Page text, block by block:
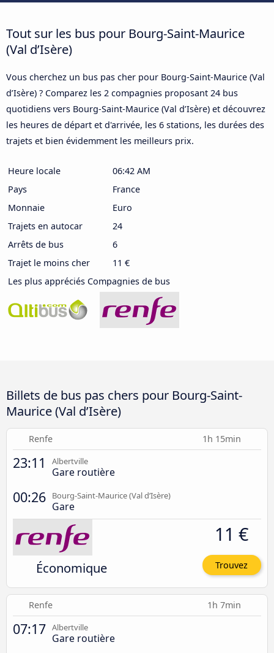
Tout sur les bus pour Bourg-Saint-Maurice
(Val d’Isère)
Vous cherchez un bus pas cher pour Bourg-Saint-Maurice (Val
d’Isère) ? Comparez les 2 compagnies proposant 24 bus
quotidiens vers Bourg-Saint-Maurice (Val d’Isère) et découvrez
les heures de départ et d'arrivée, les 6 stations, les durées des
trajets et bien évidemment les meilleurs prix.
Heure locale
06:42 AM
Pays
France
Monnaie
Euro
Trajets en autocar
24
Arrêts de bus
6
Trajet le moins cher
11 €
Les plus appréciés Compagnies de bus
Billets de bus pas chers pour Bourg-Saint-
Maurice (Val d’Isère)
Renfe 1h 15min
23:11 Albertville
Gare routière
00:26 Bourg-Saint-Maurice (Val d’Isère)
Gare
Économique
11 €
Trouvez
Renfe 1h 7min
07:17 Albertville
Gare routière